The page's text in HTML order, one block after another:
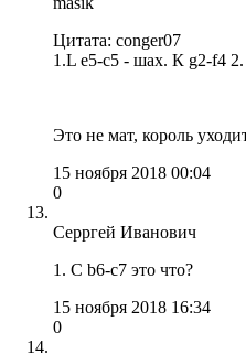
Цитата: conger07
1.L e5-c5 - шах. К g2-f4
Это не мат, король
15 ноября 2018 00:04
0
Серргей Иванович
1. С b6-c7 это что?
15 ноября 2018 16:34
0